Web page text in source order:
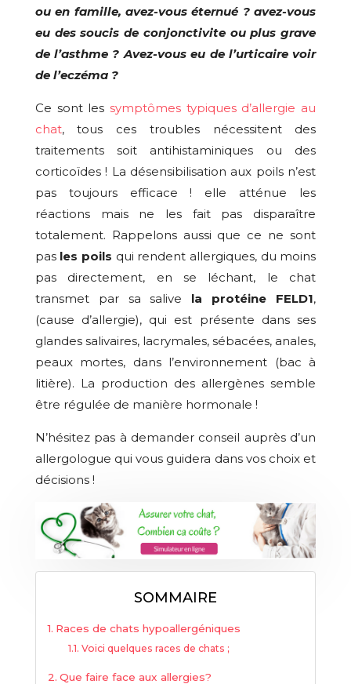
ou en famille, avez-vous éternué ? avez-vous
eu des soucis de conjonctivite ou plus grave
de l’asthme ?Avez-vous eu de l’urticaire voir
de l’eczéma ?
Ce sont les symptômes typiques d’allergie au
chat, tous ces troubles nécessitent des
traitements soit antihistaminiques ou des
corticoïdes ! La désensibilisation aux poils n’est
pas toujours efficace ! elle atténue les
réactions mais ne les fait pas disparaître
totalement. Rappelons aussi que ce ne sont
pas les poils qui rendent allergiques, du moins
pas directement, en se léchant, le chat
transmet par sa salive la protéine FELD1,
(cause d’allergie), qui est présente dans ses
glandes salivaires, lacrymales, sébacées, anales,
peaux mortes, dans l’environnement (bac à
litière). La production des allergènes semble
être régulée de manière hormonale !
N’hésitez pas à demander conseil auprès d’un
allergologue qui vous guidera dans vos choix et
décisions !
SOMMAIRE
Races de chats hypoallergéniques
Voici quelques races de chats ;
Que faire face aux allergies?